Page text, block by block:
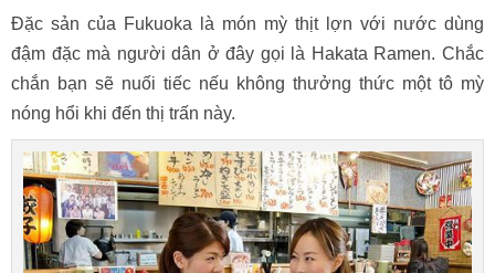
Đặc sản của Fukuoka là món mỳ thịt lợn với nước dùng
đậm đặc mà người dân ở đây gọi là Hakata Ramen. Chắc
chắn bạn sẽ nuối tiếc nếu không thưởng thức một tô mỳ
nóng hổi khi đến thị trấn này.